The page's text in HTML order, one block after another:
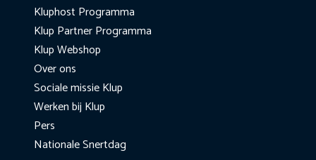
Kluphost Programma
Klup Partner Programma
Klup Webshop
Over ons
Sociale missie Klup
Werken bij Klup
Pers
Nationale Snertdag